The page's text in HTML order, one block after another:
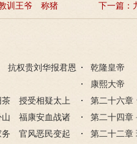
训王爷 称猪 下一篇：
权贵刘华报君恩
乾隆皇帝
康熙大帝
茶 授受相疑太上
第二十六
消融
山 福康安血战诸
第二十四
海流
务 官风恶民变起
第二十二